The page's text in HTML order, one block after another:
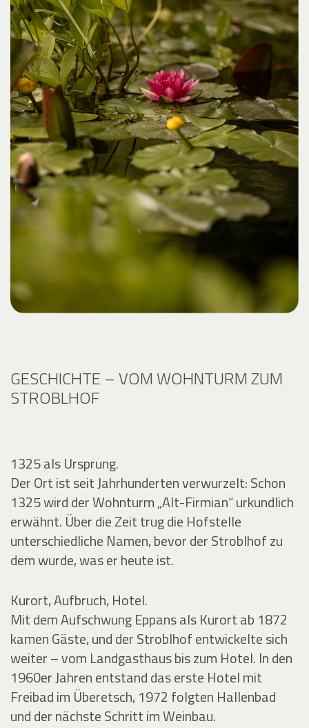
GESCHICHTE – VOM WOHNTURM ZUM
STROBLHOF
1325 als Ursprung.
Der Ort ist seit Jahrhunderten verwurzelt: Schon
1325 wird der Wohnturm „Alt-Firmian“ urkundlich
erwähnt. Über die Zeit trug die Hofstelle
unterschiedliche Namen, bevor der Stroblhof zu
dem wurde, was er heute ist.
Kurort, Aufbruch, Hotel.
Mit dem Aufschwung Eppans als Kurort ab 1872
kamen Gäste, und der Stroblhof entwickelte sich
weiter – vom Landgasthaus bis zum Hotel. In den
1960er Jahren entstand das erste Hotel mit
Freibad im Überetsch, 1972 folgten Hallenbad
und der nächste Schritt im Weinbau.